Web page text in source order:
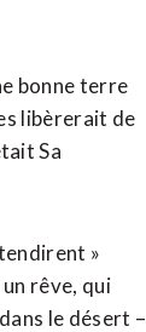
bonne terre
libèrerait de
Sa
»
rêve, qui
le désert –